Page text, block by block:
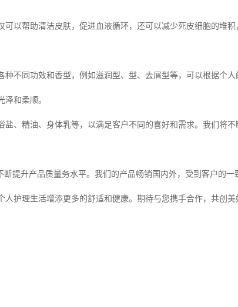
以帮助清洁皮肤，促进血液循环，还可以减少死皮细胞的堆
不同功效和香型，例如滋润型、型、去屑型等，可以根据个
和柔顺。
、精油、身体乳等，以满足客户不同的喜好和需求。我们将
提升产品质量务水平。我们的产品畅销国内外，受到客户的
护理生活增添更多的舒适和健康。期待与您携手合作，共创美